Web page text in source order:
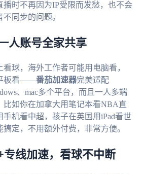
播时不再因为IP受限而发愁，也不会
同步的问题。
人账号全家共享
球，海外工作者可能用电脑看，
板看——番茄加速器完美适配
、mac多个平台，而且一人多端
比如你在加拿大用笔记本看NBA直
机看中超，孩子在英国用iPad看世
定，不用额外付费，非常方便。
专线加速，看球不中断